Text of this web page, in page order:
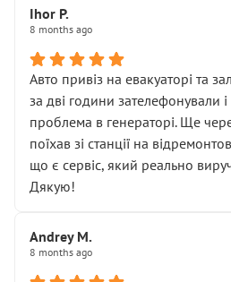
Далі ситуація тільки погіршилась:
• сказали, що тепер “потрібно
• що біля авто стояти вже не
• почали озвучувати купу
чіткого пояснення
( ну все зняли та доробили)
Окремий момент, який
мені заявили, що бачок
міняти разом із головним
Для людини, яка хоча б трохи
це звучить як мінімум
спроба продати дорогий вузол
Ihor P.
8 months ago
Авто привіз на евакуаторі та
за дві години зателефонували
проблема в генераторі. Ще
поїхав зі станції на
що є сервіс, який реально
Дякую!
Andrey M.
8 months ago